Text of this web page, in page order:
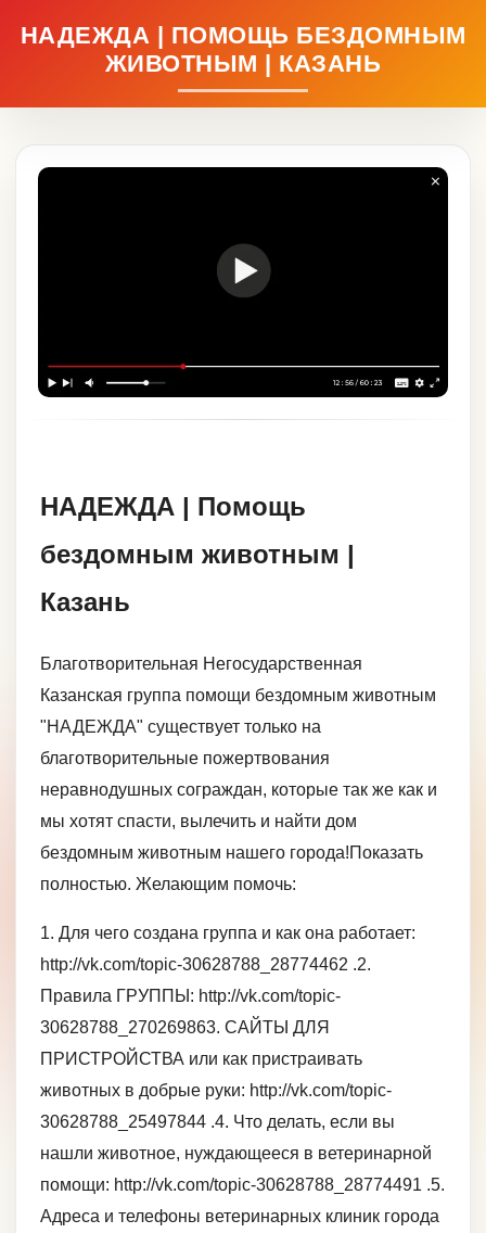
НАДЕЖДА | ПОМОЩЬ БЕЗДОМНЫМ
ЖИВОТНЫМ | КАЗАНЬ
НАДЕЖДА | Помощь
бездомным животным |
Казань
Благотворительная Негосударственная
Казанская группа помощи бездомным животным
"НАДЕЖДА" существует только на
благотворительные пожертвования
неравнодушных сограждан, которые так же как и
мы хотят спасти, вылечить и найти дом
бездомным животным нашего города!Показать
полностью. Желающим помочь:
1. Для чего создана группа и как она работает:
http://vk.com/topic-30628788_28774462 .2.
Правила ГРУППЫ: http://vk.com/topic-
30628788_270269863. САЙТЫ ДЛЯ
ПРИСТРОЙСТВА или как пристраивать
животных в добрые руки: http://vk.com/topic-
30628788_25497844 .4. Что делать, если вы
нашли животное, нуждающееся в ветеринарной
помощи: http://vk.com/topic-30628788_28774491 .5.
Адреса и телефоны ветеринарных клиник города